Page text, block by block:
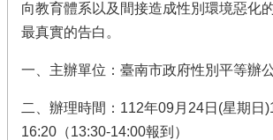
向教育體系以及間接造成性別環境惡化
最真實的告白。
一、主辦單位：臺南市政府性別平等辦
二、辦理時間：112年09月24日(星期日
16:20（13:30-14:00報到）